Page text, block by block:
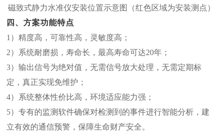
磁致式静力水准仪安装位置示意图（红色区域为安装测点）
四、方案功能特点
1）精度高，可靠性高，灵敏度高；
2）系统耐磨损，寿命长，最高寿命可达20年；
3）输出信号为绝对值，无需信号放大处理，无需定期标
定，真正实现免维护；
4）系统整体性价比高，环境适应能力强；
5）专有的监测软件确保对检测到的事件进行智能分析，建
立有效的通信预警，保障生命财产安全。